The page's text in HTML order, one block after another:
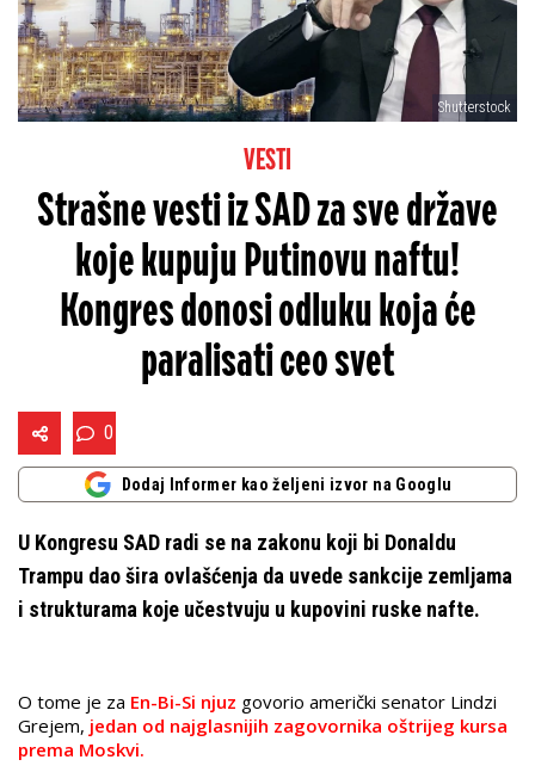
Shutterstock
VESTI
Strašne vesti iz SAD za sve države
koje kupuju Putinovu naftu!
Kongres donosi odluku koja će
paralisati ceo svet
0
Dodaj Informer kao željeni izvor na Googlu
U Kongresu SAD radi se na zakonu koji bi Donaldu
Trampu dao šira ovlašćenja da uvede sankcije zemljama
i strukturama koje učestvuju u kupovini ruske nafte.
O tome je za En-Bi-Si njuz govorio američki senator Lindzi
Grejem, jedan od najglasnijih zagovornika oštrijeg kursa
prema Moskvi.